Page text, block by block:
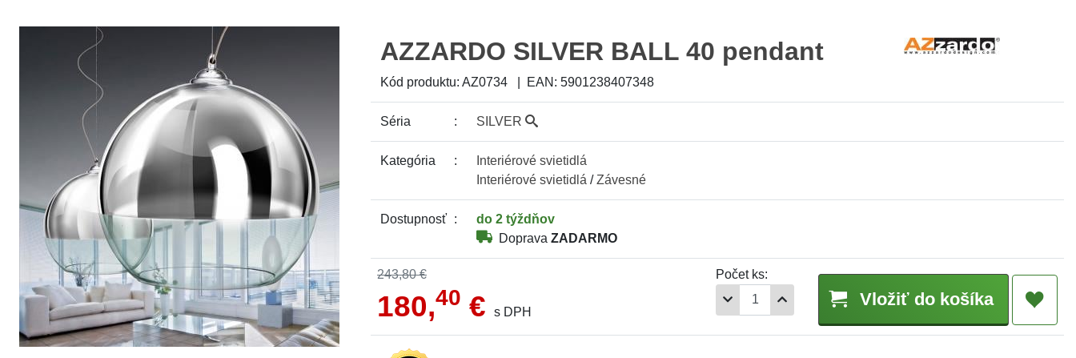
AZZARDO SILVER BALL 40 pendant
Kód produktu: AZ0734 EAN: 5901238407348
Séria SILVER
Kategória Interiérové svietidlá
Interiérové svietidlá /Závesné
Dostupnosť
do 2 týždňov
Doprava ZADARMO
243,80 €
180,40 € s DPH
Počet ks:
Vložiť do košíka